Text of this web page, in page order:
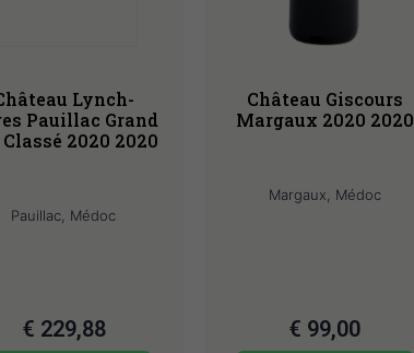
Lynch-
Pauillac Grand
Classé 2020 2020
Pauillac, Médoc
€ 229,88
Château Giscours
Margaux 2020 2020
Margaux, Médoc
€ 99,00